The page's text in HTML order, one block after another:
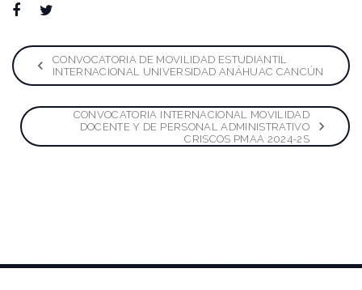
Facebook
Navegación
de
entradas
CONVOCATORIA DE MOVILIDAD ESTUDIANTIL
INTERNACIONAL UNIVERSIDAD ANÁHUAC CANCÚN
CONVOCATORIA INTERNACIONAL MOVILIDAD
DOCENTE Y DE PERSONAL ADMINISTRATIVO
CRISCOS PMAA 2024-2S